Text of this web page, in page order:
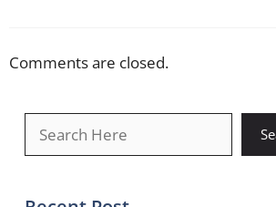
Comments are closed.